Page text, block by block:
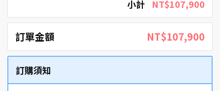
小計 NT$107,900
訂單金額 NT$107,900
訂購須知